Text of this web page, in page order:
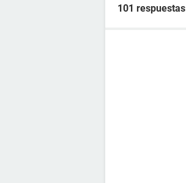
101 respuestas